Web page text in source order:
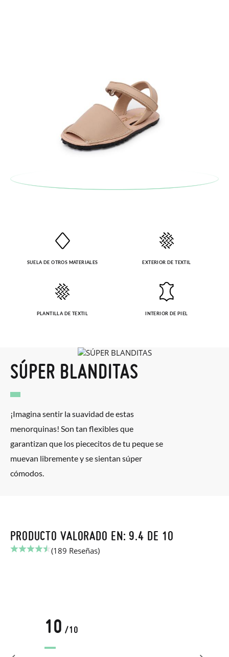
SUELA DE OTROS MATERIALES EXTERIOR DE TEXTIL
PLANTILLA DE TEXTIL INTERIOR DE PIEL
SÚPER BLANDITAS
¡Imagina sentir la suavidad de estas
menorquinas! Son tan flexibles que
garantizan que los piececitos de tu peque se
muevan libremente y se sientan súper
cómodos.
PRODUCTO VALORADO EN: 9.4 DE 10
(189 Reseñas)
10 /10